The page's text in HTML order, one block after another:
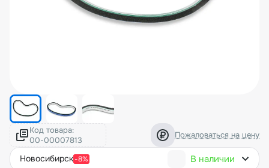
Код товара: Пожаловаться на цену
новосибирск-8% В наличии